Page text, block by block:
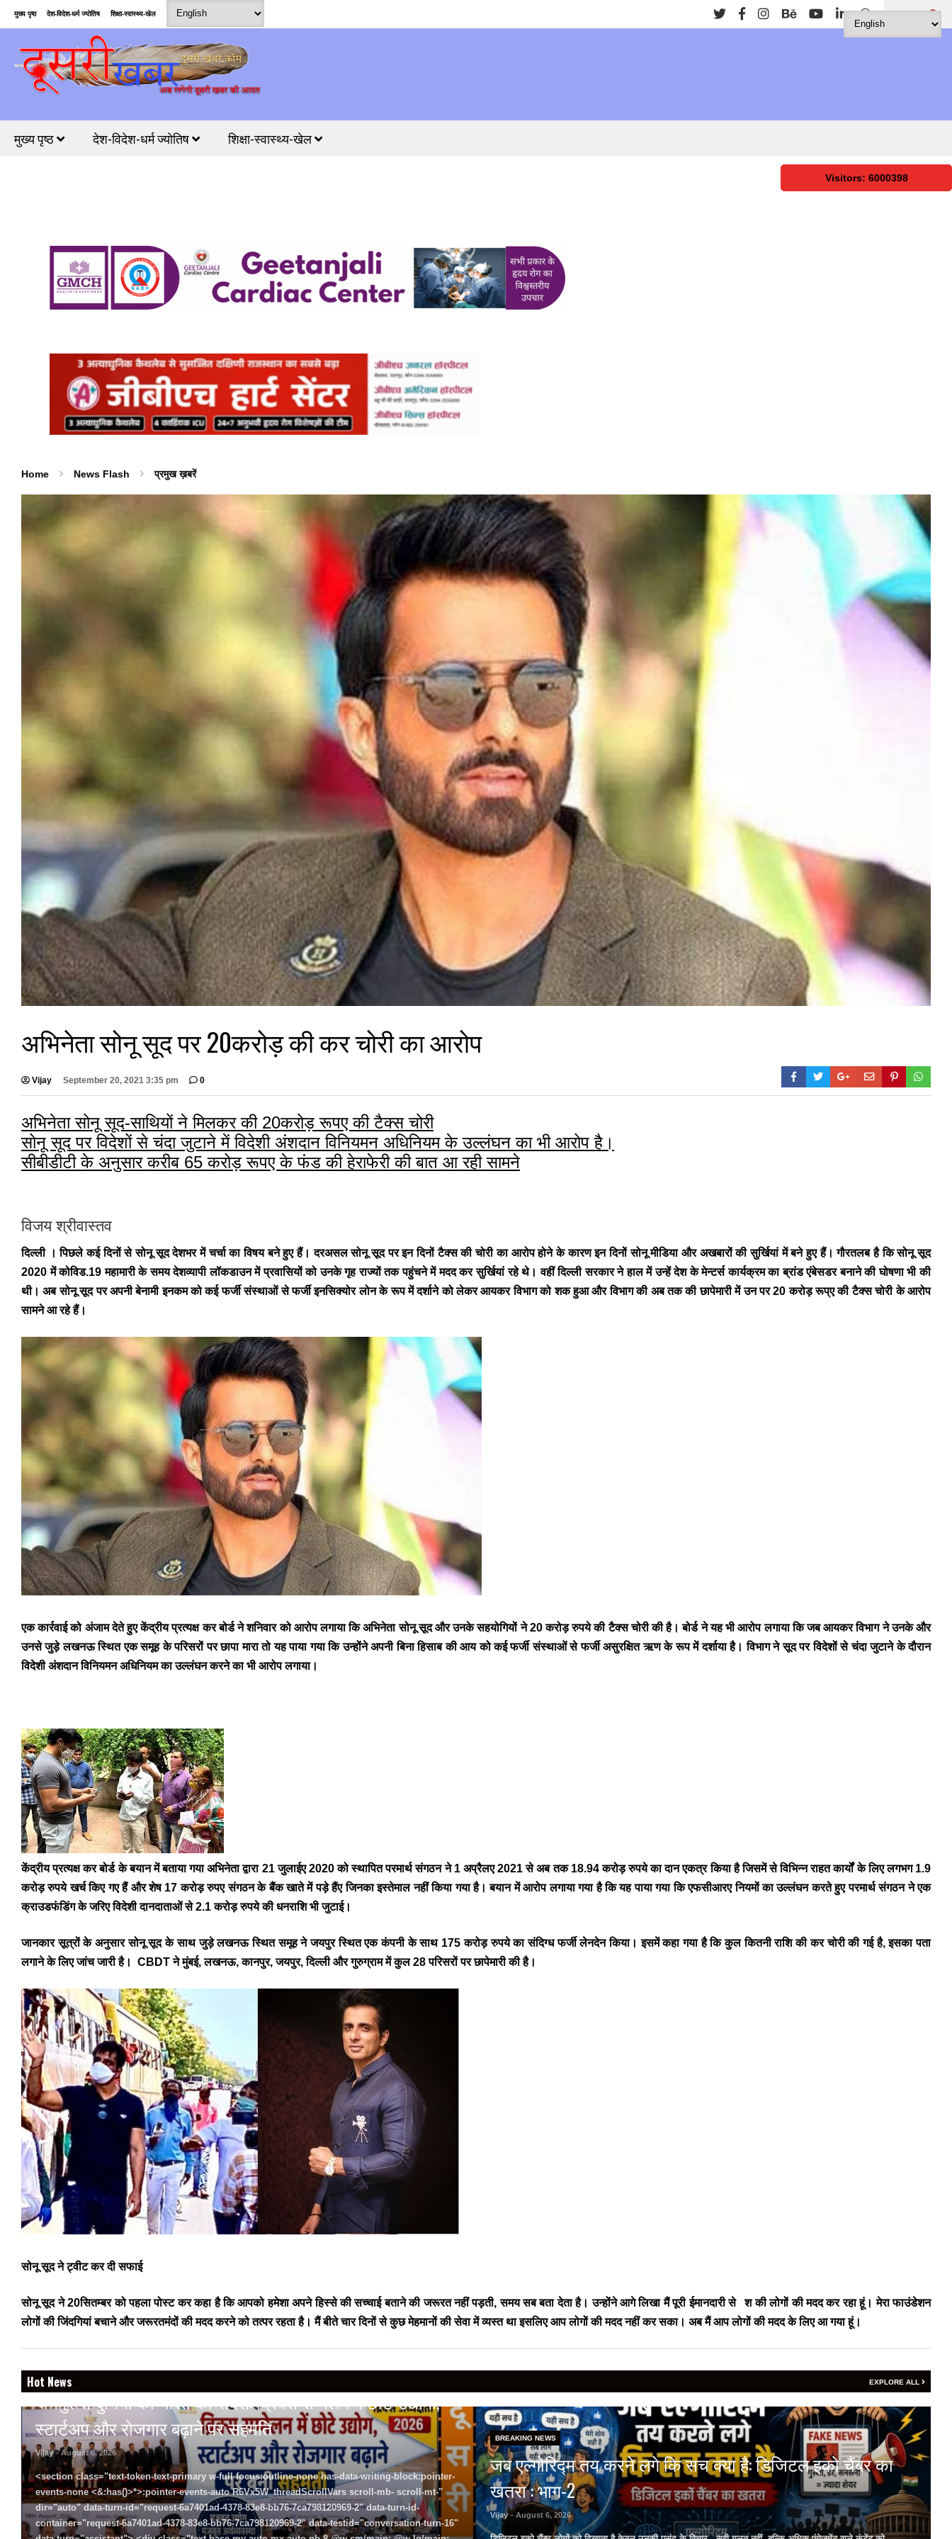
मुख्य पृष्ठ देश-विदेश-धर्म ज्योतिष शिक्षा-स्वास्थ्य-खेल
मुख्य पृष्ठ देश-विदेश-धर्म ज्योतिष शिक्षा-स्वास्थ्य-खेल
Visitors: 6000398
Home News Flash प्रमुख ख़बरें
अभिनेता सोनू सूद पर 20करोड़ की कर चोरी का आरोप
Vijay September 20, 2021 3:35 pm 0
अभिनेता सोनू सूद-साथियों ने मिलकर की 20करोड़ रूपए की टैक्स चोरी
सोनू सूद पर विदेशों से चंदा जुटाने में विदेशी अंशदान विनियमन अधिनियम के उल्लंघन का भी आरोप है।
सीबीडीटी के अनुसार करीब 65 करोड़ रूपए के फंड की हेराफेरी की बात आ रही सामने
विजय श्रीवास्तव
दिल्ली । पिछले कई दिनों से सोनू सूद देशभर में चर्चा का विषय बने हुए हैं। दरअसल सोनू सूद पर इन दिनों टैक्स की चोरी का आरोप होने के कारण इन दिनों सोनू मीडिया और अखबारों की सुर्खियां में बने हुए हैं। गौरतलब है कि सोनू सूद
2020 में कोविड.19 महामारी के समय देशव्यापी लॉकडाउन में प्रवासियों को उनके गृह राज्यों तक पहुंचने में मदद कर सुर्खियां रहे थे। वहीं दिल्ली सरकार ने हाल में उन्हें देश के मेन्टर्स कार्यक्रम का ब्रांड एंबेसडर बनाने की घोषणा भी की
थी। अब सोनू सूद पर अपनी बेनामी इनकम को कई फर्जी संस्थाओं से फर्जी इनसिक्योर लोन के रूप में दर्शाने को लेकर आयकर विभाग को शक हुआ और विभाग की अब तक की छापेमारी में उन पर 20 करोड़ रूप्ए की टैक्स चोरी के आरोप
सामने आ रहे हैं।
एक कार्रवाई को अंजाम देते हुए केंद्रीय प्रत्यक्ष कर बोर्ड ने शनिवार को आरोप लगाया कि अभिनेता सोनू सूद और उनके सहयोगियों ने 20 करोड़ रुपये की टैक्स चोरी की है। बोर्ड ने यह भी आरोप लगाया कि जब आयकर विभाग ने उनके और
उनसे जुड़े लखनऊ स्थित एक समूह के परिसरों पर छापा मारा तो यह पाया गया कि उन्होंने अपनी बिना हिसाब की आय को कई फर्जी संस्थाओं से फर्जी असुरक्षित ऋण के रूप में दर्शाया है। विभाग ने सूद पर विदेशों से चंदा जुटाने के दौरान
विदेशी अंशदान विनियमन अधिनियम का उल्लंघन करने का भी आरोप लगाया।
केंद्रीय प्रत्यक्ष कर बोर्ड के बयान में बताया गया अभिनेता द्वारा 21 जुलाईए 2020 को स्थापित परमार्थ संगठन ने 1 अप्रैलए 2021 से अब तक 18.94 करोड़ रुपये का दान एकत्र किया है जिसमें से विभिन्न राहत कार्यों के लिए लगभग 1.9
करोड़ रुपये खर्च किए गए हैं और शेष 17 करोड़ रुपए संगठन के बैंक खाते में पड़े हैंए जिनका इस्तेमाल नहीं किया गया है। बयान में आरोप लगाया गया है कि यह पाया गया कि एफसीआरए नियमों का उल्लंघन करते हुए परमार्थ संगठन ने एक
क्राउडफंडिंग के जरिए विदेशी दानदाताओं से 2.1 करोड़ रुपये की धनराशि भी जुटाई।
जानकार सूत्रों के अनुसार सोनू सूद के साथ जुड़े लखनऊ स्थित समूह ने जयपुर स्थित एक कंपनी के साथ 175 करोड़ रुपये का संदिग्ध फर्जी लेनदेन किया। इसमें कहा गया है कि कुल कितनी राशि की कर चोरी की गई है, इसका पता
लगाने के लिए जांच जारी है। CBDT ने मुंबई, लखनऊ, कानपुर, जयपुर, दिल्ली और गुरुग्राम में कुल 28 परिसरों पर छापेमारी की है।
सोनू सूद ने ट्वीट कर दी सफाई
सोनू सूद ने 20सितम्बर को पहला पोस्ट कर कहा है कि आपको हमेशा अपने हिस्से की सच्चाई बताने की जरूरत नहीं पड़ती, समय सब बता देता है। उन्होंने आगे लिखा मैं पूरी ईमानदारी से देश की लोगों की मदद कर रहा हूं। मेरा फाउंडेशन
लोगों की जिंदगियां बचाने और जरूरतमंदों की मदद करने को तत्पर रहता है। मैं बीते चार दिनों से कुछ मेहमानों की सेवा में व्यस्त था इसलिए आप लोगों की मदद नहीं कर सका। अब मैं आप लोगों की मदद के लिए आ गया हूं।
Hot News EXPLORE ALL
BREAKING NEWS
जयपुर से दुनिया को भारत का संदेश: ब्रिक्स सम्मेलन में छोटे उद्योगों,
स्टार्टअप और रोजगार बढ़ाने पर सहमति
Vijay - August 6, 2026
<section class="text-token-text-primary w-full focus:outline-none has-data-writing-block:pointer-
events-none <&:has()>*>:pointer-events-auto R6Vx5W_threadScrollVars scroll-mb- scroll-mt-"
dir="auto" data-turn-id="request-6a7401ad-4378-83e8-bb76-7ca798120969-2" data-turn-id-
container="request-6a7401ad-4378-83e8-bb76-7ca798120969-2" data-testid="conversation-turn-16"
BREAKING NEWS
जब एल्गोरिद्म तय करने लगे कि सच क्या है: डिजिटल इको चैंबर का
खतरा : भाग-2
Vijay - August 6, 2026